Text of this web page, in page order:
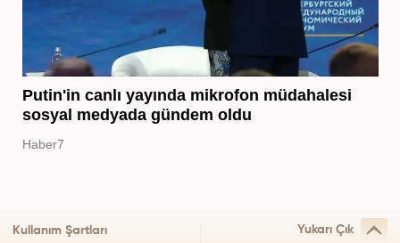
Putin'in canlı yayında mikrofon müdahalesi
sosyal medyada gündem oldu
Haber7
Kullanım Şartları Yukarı Çık